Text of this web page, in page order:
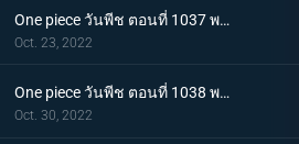
One piece วันพีช ตอนที่ 1037 พากย์ไทย เชื่อในลูฟี่สิ! พันธมิตรเปิดฉากโต้กลับ
Oct. 23, 2022
One piece วันพีช ตอนที่ 1038 พากย์ไทย ท่าไม้ตายของนามิ! ศึกเสี่ยงตายของโอทามะ
Oct. 30, 2022